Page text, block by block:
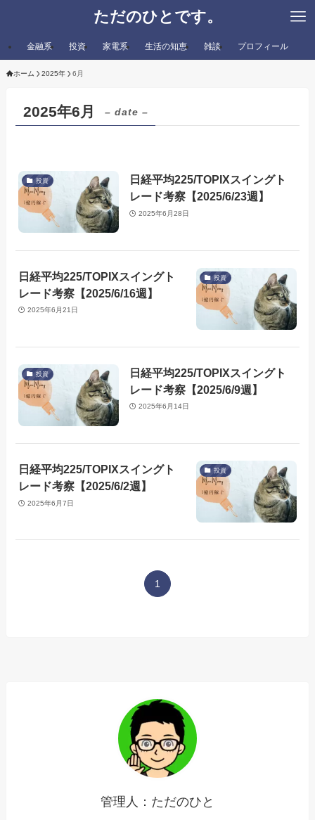
ただのひとです。
金融系 投資 家電系 生活の知恵 雑談 プロフィール
ホーム 2025年 6月
2025年6月 – date –
投資
日経平均225/TOPIXスイングト
レード考察【2025/6/23週】
2025年6月28日
投資
日経平均225/TOPIXスイングト
レード考察【2025/6/16週】
2025年6月21日
投資
日経平均225/TOPIXスイングト
レード考察【2025/6/9週】
2025年6月14日
投資
日経平均225/TOPIXスイングト
レード考察【2025/6/2週】
2025年6月7日
1
管理人：ただのひと